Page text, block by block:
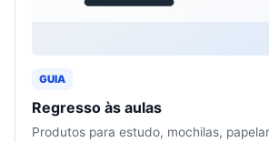
GUIA
Regresso às aulas
Produtos para estudo, mochilas,